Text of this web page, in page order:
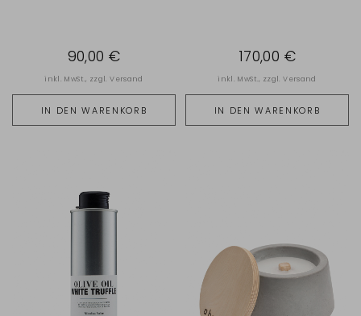
IN DEN WARENKORB
90,00 €
inkl. MwSt., zzgl.Versand
IN DEN WARENKORB
170,00 €
inkl. MwSt., zzgl.Versand